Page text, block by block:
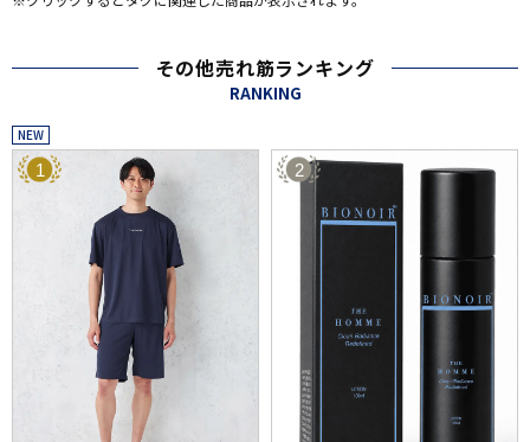
その他売れ筋ランキング
RANKING
NEW
1 2